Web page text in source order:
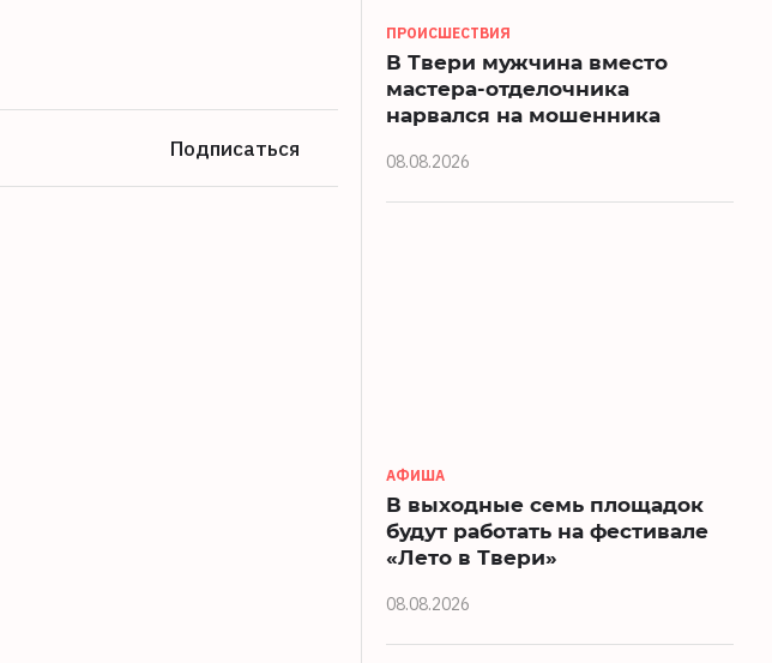
Подписаться
ПРОИСШЕСТВИЯ
В Твери мужчина вместо
мастера-отделочника
нарвался на мошенника
08.08.2026
АФИША
В выходные семь площадок
будут работать на фестивале
«Лето в Твери»
08.08.2026